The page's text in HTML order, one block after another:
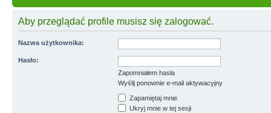
Aby przeglądać profile musisz się zalogować.
Nazwa użytkownika:
Hasło:
Zapomniałem hasła
Wyślij ponownie e-mail aktywacyjny
Zapamiętaj mnie
Ukryj mnie w tej sesji